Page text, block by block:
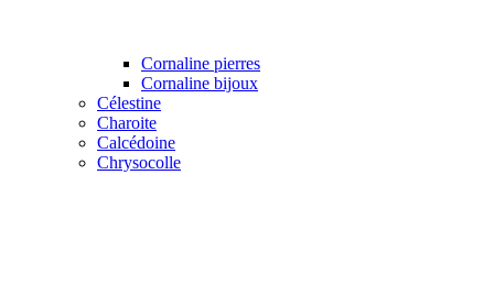
Cornaline pierres
Cornaline bijoux
Célestine
Charoite
Calcédoine
Chrysocolle